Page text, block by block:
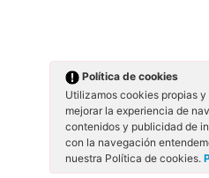
Política de cookies
Utilizamos cookies propias y
mejorar la experiencia de
contenidos y publicidad de
con la navegación
nuestra Política de cookies.